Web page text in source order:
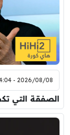
2026/08/08 - 14:04
الصفقة التي